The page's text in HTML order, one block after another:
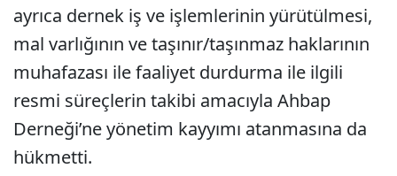
ayrıca dernek iş ve işlemlerinin yürütülmesi,
mal varlığının ve taşınır/taşınmaz haklarının
muhafazası ile faaliyet durdurma ile ilgili
resmi süreçlerin takibi amacıyla Ahbap
Derneği’ne yönetim kayyımı atanmasına da
hükmetti.